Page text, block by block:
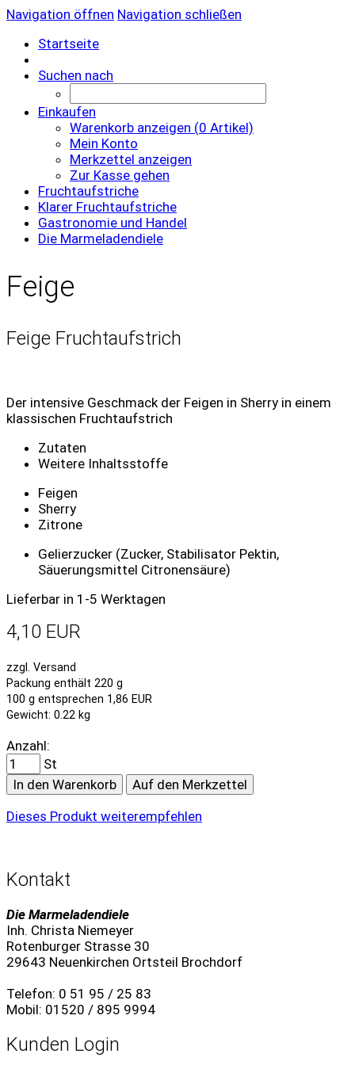
Navigation öffnen Navigation schließen
Startseite
Suchen nach
Einkaufen
Warenkorb anzeigen (0 Artikel)
Mein Konto
Merkzettel anzeigen
Zur Kasse gehen
Fruchtaufstriche
Klarer Fruchtaufstriche
Gastronomie und Handel
Die Marmeladendiele
Feige
Feige Fruchtaufstrich
Der intensive Geschmack der Feigen in Sherry in einem
klassischen Fruchtaufstrich
Zutaten
Weitere Inhaltsstoffe
Feigen
Sherry
Zitrone
Gelierzucker (Zucker, Stabilisator Pektin,
Säuerungsmittel Citronensäure)
Lieferbar in 1-5 Werktagen
4,10 EUR
zzgl. Versand
Packung enthält 220 g
100 g entsprechen 1,86 EUR
Gewicht: 0.22 kg
Anzahl:
St
In den Warenkorb
Auf den Merkzettel
Dieses Produkt weiterempfehlen
Kontakt
Die Marmeladendiele
Inh. Christa Niemeyer
Rotenburger Strasse 30
29643 Neuenkirchen Ortsteil Brochdorf
Telefon: 0 51 95 / 25 83
Mobil: 01520 / 895 9994
Kunden Login